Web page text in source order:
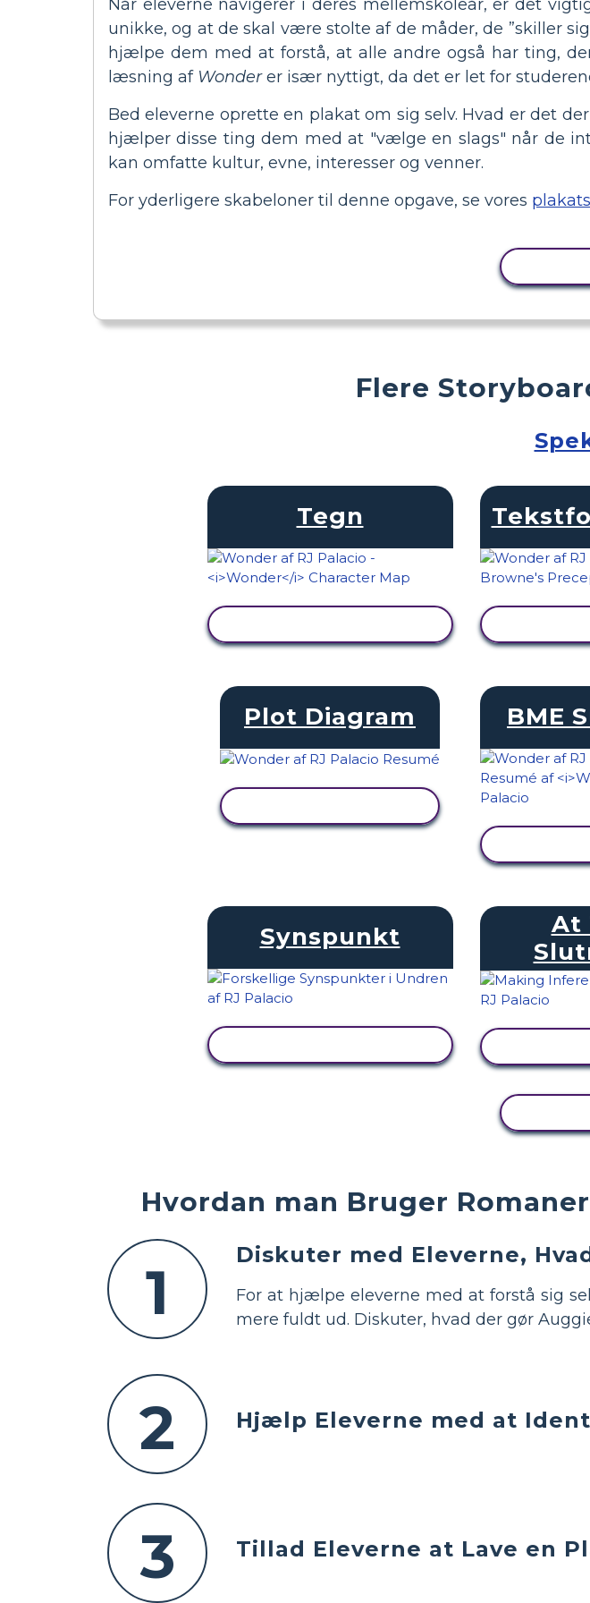
Når eleverne navigerer i deres mellemskoleår, er det
unikke, og at de skal være stolte af de måder, de ”skiller
hjælpe dem med at forstå, at alle andre også har ting,
læsning af Wonderer især nyttigt, da det er let for
Bed eleverne oprette en plakat om sig selv. Hvad er det
hjælper disse ting dem med at "vælge en slags" når de
kan omfatte kultur, evne, interesser og venner.
For yderligere skabeloner til denne opgave, se vores
Hvordan man Bruger
1
Diskuter med Eleverne,
For at hjælpe eleverne med at forstå sig
mere fuldt ud. Diskuter, hvad der gør
2 Hjælp Eleverne med at
3 Tillad Eleverne at Lave en
Flere
Tegn
Plot Diagram BME
Synspunkt
At